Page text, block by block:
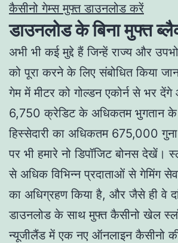
कैसीनो गेम्स मुफ्त डाउनलोड करें
डाउनलोड के बिना मुफ्त
अभी भी कई मुद्दे हैं जिन्हें राज्य और
को पूरा करने के लिए संबोधित किया
गेम में मीटर को गोल्डन एकोर्न से भर
6,750 क्रेडिट के अधिकतम भुगतान के
हिस्सेदारी का अधिकतम 675,000 गुना
पर भी हमारे नो डिपॉजिट बोनस देखें।
से अधिक विभिन्न प्रदाताओं से गेमिंग
का अधिग्रहण किया है, और जैसे ही वे
डाउनलोड के साथ मुफ्त कैसीनो खेल
न्यूजीलैंड में एक नए ऑनलाइन कैसीनो